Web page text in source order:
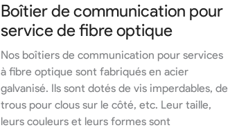
Boîtier de communication pour
service de fibre optique
Nos boîtiers de communication pour services
à fibre optique sont fabriqués en acier
galvanisé. Ils sont dotés de vis imperdables, de
trous pour clous sur le côté, etc. Leur taille,
leurs couleurs et leurs formes sont